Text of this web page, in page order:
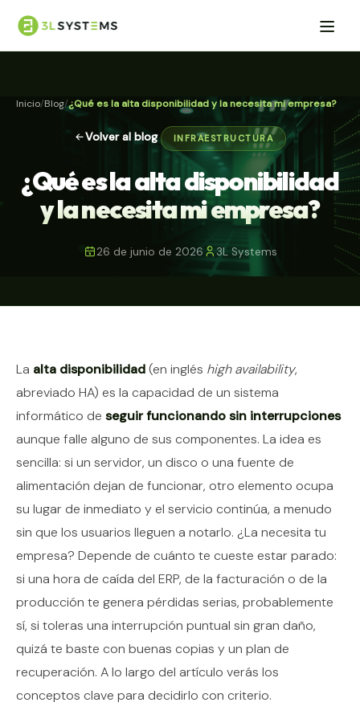
Inicio Blog ¿Qué es la alta disponibilidad y la necesita mi empresa?
Volver al blog INFRAESTRUCTURA
¿Qué es la alta disponibilidad
y la necesita mi empresa?
26 de junio de 2026 3L Systems
Contenido del artículo
La alta disponibilidad(en inglés high availability,
abreviado HA) es la capacidad de un sistema
informático de seguir funcionando sin interrupciones
aunque falle alguno de sus componentes. La idea es
sencilla: si un servidor, un disco o una fuente de
alimentación dejan de funcionar, otro elemento ocupa
su lugar de inmediato y el servicio continúa, a menudo
sin que los usuarios lleguen a notarlo. ¿La necesita tu
empresa? Depende de cuánto te cueste estar parado:
si una hora de caída del ERP, de la facturación o de la
producción te genera pérdidas serias, probablemente
sí, si toleras una interrupción puntual sin gran daño,
quizá te baste con buenas copias y un plan de
recuperación. A lo largo del artículo verás los
conceptos clave para decidirlo con criterio.